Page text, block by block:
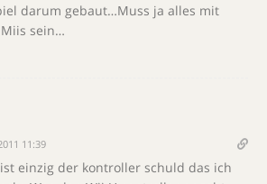
darum gebaut…Muss ja alles mit
sein…
11:39
einzig der kontroller schuld das ich